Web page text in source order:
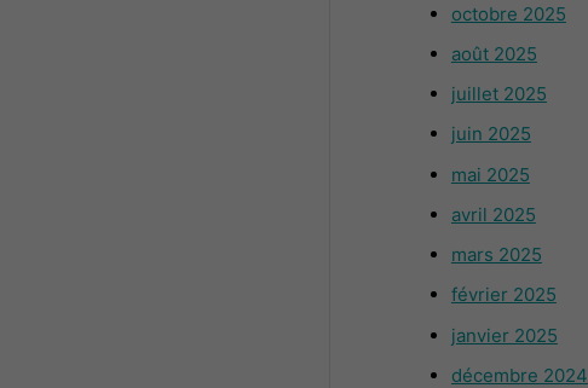
octobre 2025
août 2025
juillet 2025
juin 2025
mai 2025
avril 2025
mars 2025
février 2025
janvier 2025
décembre 2024